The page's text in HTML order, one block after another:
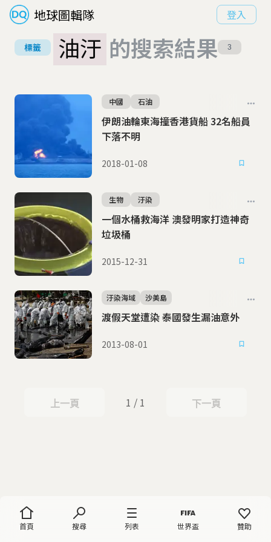
地球圖輯隊 登入
首頁 搜尋 列表 世界盃 贊助
標籤 油汙 的搜索結果 3
伊朗油輪東海撞香港貨船 32名船員
下落不明
中國 石油
2018-01-08
一個水桶救海洋 澳發明家打造神奇
垃圾桶
生物 汙染
2015-12-31
渡假天堂遭染 泰國發生漏油意外
汙染海域 沙美島
2013-08-01
上一頁
上一頁 1 / 1 下一頁
下一頁